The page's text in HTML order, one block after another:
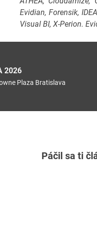
Evidian, Forensik,
Visual BI, X-Perion.
2026
Plaza Bratislava
Páčil sa ti